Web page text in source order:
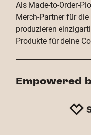
Als Made-to-Order-
Merch-Partner für die
produzieren
Produkte für deine
Empowered